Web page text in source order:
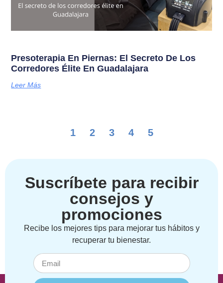
Presoterapia En Piernas: El Secreto De Los
Corredores Élite En Guadalajara
Leer Más
1 2 3 4 5
Suscríbete para recibir
consejos y
promociones
Recibe los mejores tips para mejorar tus hábitos y
recuperar tu bienestar.